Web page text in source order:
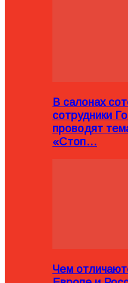
В салонах
сотрудники
проводят
«Стоп…
Чем